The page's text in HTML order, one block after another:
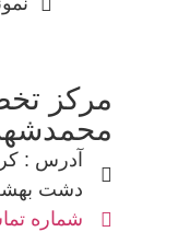
مرکز
آدرس :
دشت
شماره تماس: